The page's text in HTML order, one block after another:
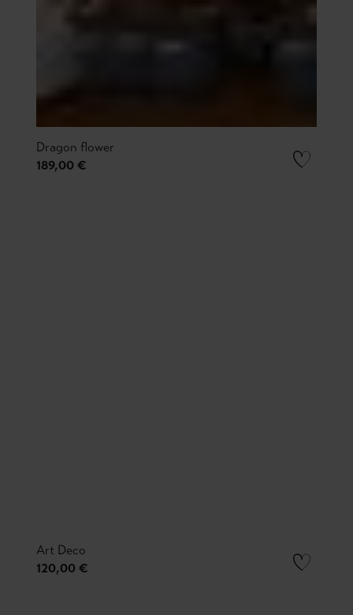
Dragon flower
189,00 €
Art Deco
120,00 €